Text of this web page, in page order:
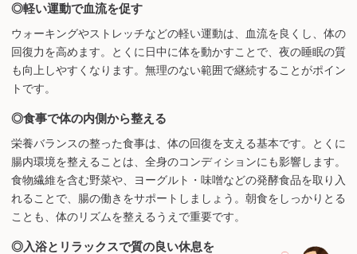
◎軽い運動で血流を促す
ウォーキングやストレッチなどの軽い運動は、血流を良くし、体の
回復力を高めます。とくに日中に体を動かすことで、夜の睡眠の質
も向上しやすくなります。無理のない範囲で継続することがポイン
トです。
◎食事で体の内側から整える
栄養バランスの整った食事は、体の回復を支える基本です。とくに
腸内環境を整えることは、全身のコンディションにも影響します。
食物繊維を含む野菜や、ヨーグルト・味噌などの発酵食品を取り入
れることで、腸の働きをサポートしましょう。朝食をしっかりとる
ことも、体のリズムを整えるうえで重要です。
◎入浴とリラックスで質の良い休息を